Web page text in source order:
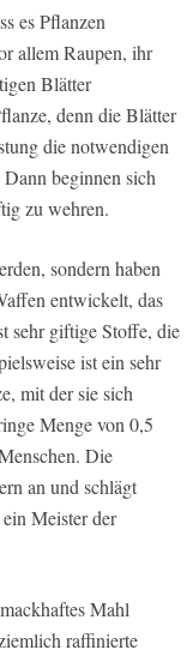
es Pflanzen
allem Raupen, ihr
Blätter
denn die Blätter
die notwendigen
beginnen sich
zu wehren.
sondern haben
entwickelt, das
sehr giftige Stoffe, die
ist ein sehr
mit der sie sich
Menge von 0,5
Die
an und schlägt
Meister der
Mahl
raffinierte